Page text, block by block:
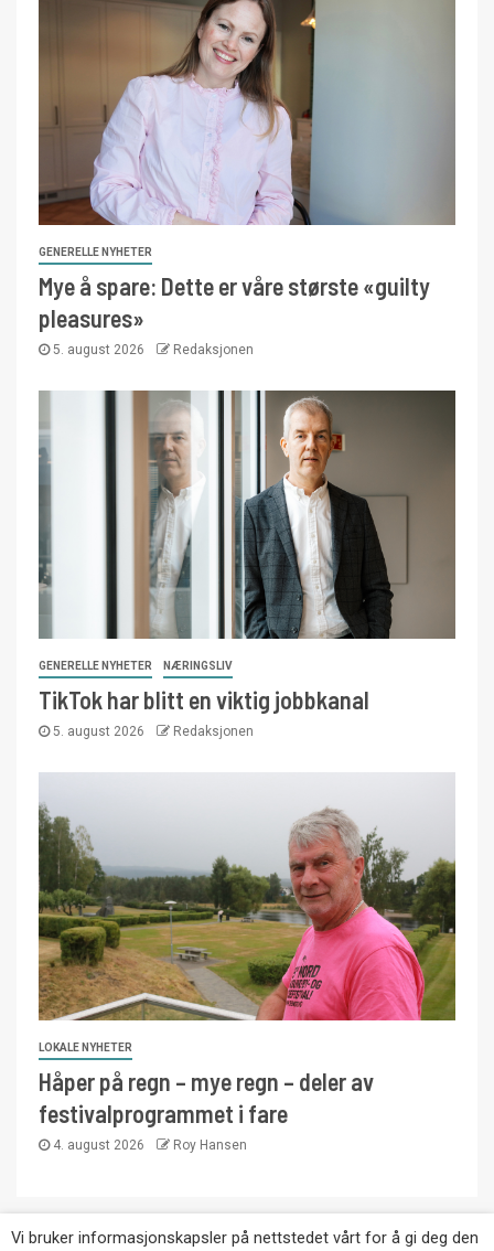
GENERELLE NYHETER
Mye å spare: Dette er våre største «guilty
pleasures»
5. august 2026 Redaksjonen
GENERELLE NYHETER NÆRINGSLIV
TikTok har blitt en viktig jobbkanal
5. august 2026 Redaksjonen
LOKALE NYHETER
Håper på regn – mye regn – deler av
festivalprogrammet i fare
4. august 2026 Roy Hansen
Copyright © Eikernytt.no utgis av Roy’s
Vi bruker informasjonskapsler på nettstedet vårt for å gi deg den